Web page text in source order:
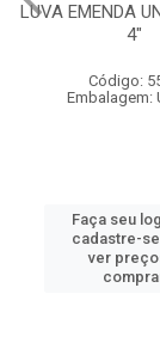
UNIDUT RETO
UN/01
login ou
se para